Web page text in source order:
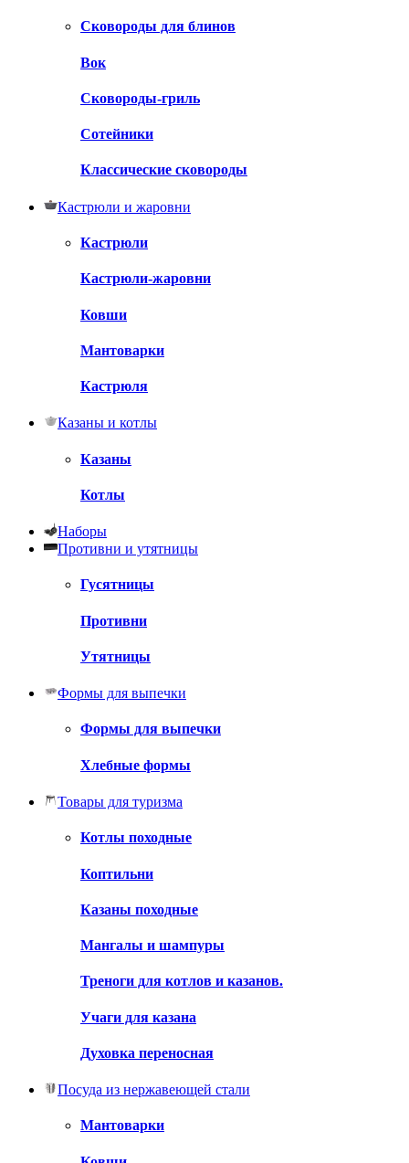
Сковороды для блинов
Вок
Сковороды-гриль
Сотейники
Классические сковороды
Кастрюли и жаровни
Кастрюли
Кастрюли-жаровни
Ковши
Мантоварки
Кастрюля
Казаны и котлы
Казаны
Котлы
Наборы
Противни и утятницы
Гусятницы
Противни
Утятницы
Формы для выпечки
Формы для выпечки
Хлебные формы
Товары для туризма
Котлы походные
Коптильни
Казаны походные
Мангалы и шампуры
Треноги для котлов и казанов.
Учаги для казана
Духовка переносная
Посуда из нержавеющей стали
Мантоварки